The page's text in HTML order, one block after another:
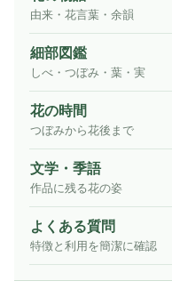
由来・花言葉・余韻
細部図鑑
しべ・つぼみ・葉・実
花の時間
つぼみから花後まで
文学・季語
作品に残る花の姿
よくある質問
特徴と利用を簡潔に確認